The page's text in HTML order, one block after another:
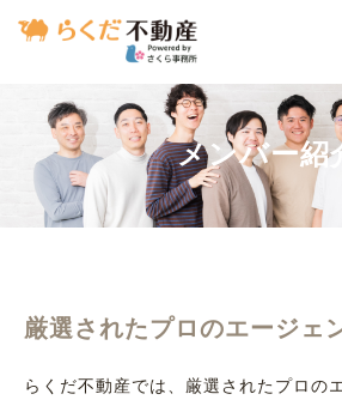
メンバー紹
厳選されたプロのエージェ
らくだ不動産では、厳選されたプロの